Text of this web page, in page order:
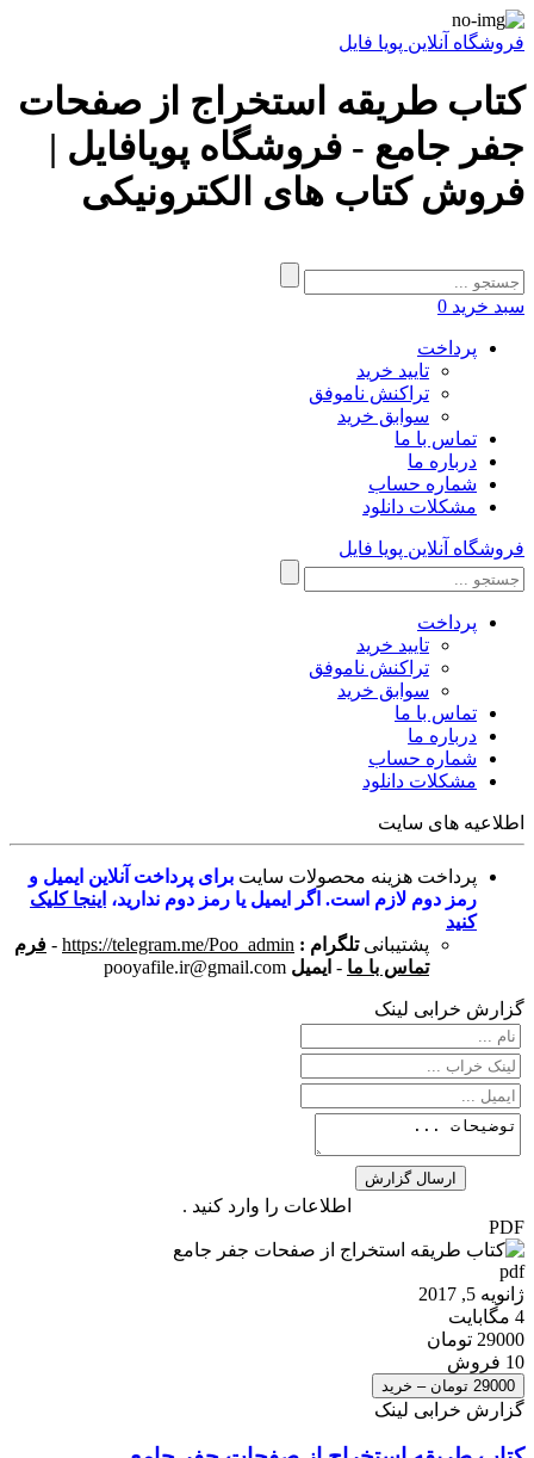
فروشگاه آنلاین پویا فایل
کتاب طریقه استخراج از صفحات
جفر جامع - فروشگاه پویافایل |
فروش کتاب های الکترونیکی
سبد خرید 0
پرداخت
تایید خرید
تراکنش ناموفق
سوابق خرید
تماس با ما
درباره ما
شماره حساب
مشکلات دانلود
فروشگاه آنلاین پویا فایل
پرداخت
تایید خرید
تراکنش ناموفق
سوابق خرید
تماس با ما
درباره ما
شماره حساب
مشکلات دانلود
اطلاعیه های سایت
پرداخت هزینه محصولات سایت برای پرداخت آنلاین ایمیل و
رمز دوم لازم است. اگر ایمیل یا رمز دوم ندارید، اینجا کلیک
کنید
پشتیبانی تلگرام : https://telegram.me/Poo_admin
- فرم
تماس با ما - ایمیل pooyafile.ir@gmail.com
گزارش خرابی لینک
اطلاعات را وارد کنید .
PDF
pdf
ژانویه 5, 2017
4 مگابایت
29000 تومان
10 فروش
29000 تومان – خرید
گزارش خرابی لینک